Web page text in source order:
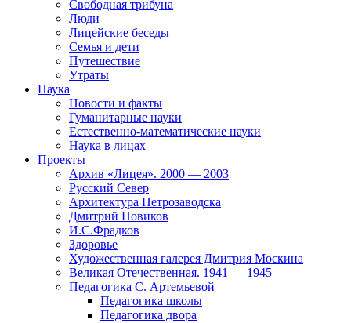
Свободная трибуна
Люди
Лицейские беседы
Семья и дети
Путешествие
Утраты
Наука
Новости и факты
Гуманитарные науки
Естественно-математические науки
Наука в лицах
Проекты
Архив «Лицея». 2000 — 2003
Русский Север
Архитектура Петрозаводска
Дмитрий Новиков
И.С.Фрадков
Здоровье
Художественная галерея Дмитрия Москина
Великая Отечественная. 1941 — 1945
Педагогика С. Артемьевой
Педагогика школы
Педагогика двора